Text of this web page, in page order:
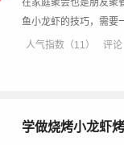
在家庭聚会也是朋友聚
鱼小龙虾的技巧，需要
人气指数（11） 评论
学做烧烤小龙虾